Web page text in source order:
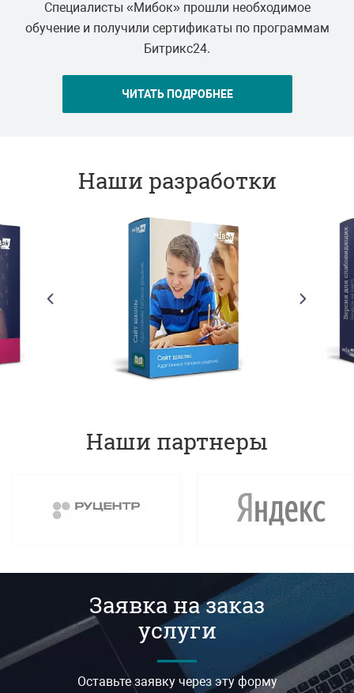
Специалисты «Мибок» прошли необходимое
обучение и получили сертификаты по программам
Битрикс24.
ЧИТАТЬ ПОДРОБНЕЕ
Наши разработки
Наши партнеры
Заявка на заказ
услуги
—
Оставьте заявку через эту форму